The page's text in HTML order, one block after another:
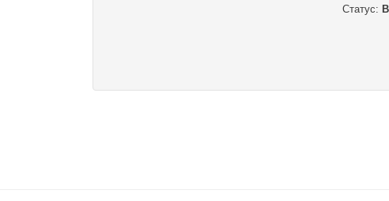
Статус: